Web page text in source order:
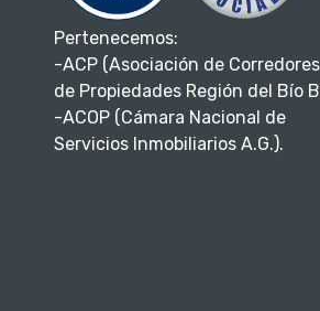
Pertenecemos:
-ACP (Asociación de Corredores
de Propiedades Región del Bío
-ACOP (Cámara Nacional de
Servicios Inmobiliarios A.G.).